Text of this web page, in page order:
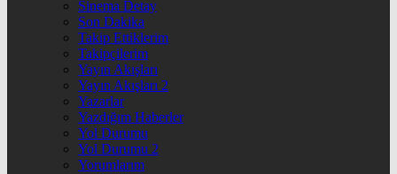
Sinema Detay
Son Dakika
Takip Ettiklerim
Takipçilerim
Yayın Akışları
Yayın Akışları 2
Yazarlar
Yazdığım Haberler
Yol Durumu
Yol Durumu 2
Yorumlarım